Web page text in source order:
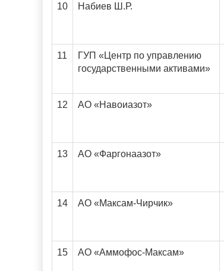
10 Набиев Ш.Р.
11
ГУП «Центр по управлению
государственными активами»
12 АО «Навоиазот»
13 АО «Фаргонаазот»
14 АО «Максам-Чирчик»
15 АО «Аммофос-Максам»